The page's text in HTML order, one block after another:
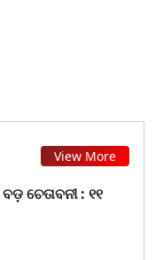
View More
ଚେତାବନୀ : ୧୧